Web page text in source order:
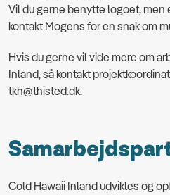
Vil du gerne benytte logoet, men
kontakt Mogens for en snak om
Hvis du gerne vil vide mere om
Inland, så kontakt
tkh@thisted.dk.
Cold Hawaii Inland udvikles og